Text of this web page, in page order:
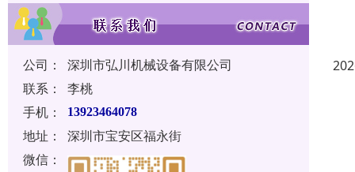
公司：
深圳市弘川机械设备有限公司
联系：
李桃
手机：
13923464078
地址：
深圳市宝安区福永街
微信：